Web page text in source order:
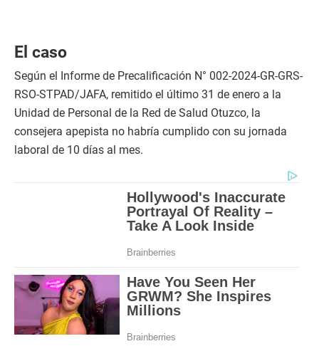
El caso
Según el Informe de Precalificación N° 002-2024-GR-GRS-
RSO-STPAD/JAFA, remitido el último 31 de enero a la
Unidad de Personal de la Red de Salud Otuzco, la
consejera apepista no habría cumplido con su jornada
laboral de 10 días al mes.